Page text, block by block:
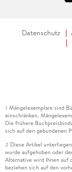
Datenschutz
1 Mängelexemplare sind
einschränken.
Die frühere
sich auf den gebundenen
2 Diese Artikel
wurde aufgehoben oder
Alternative wird Ihnen auf
beziehen sich auf den